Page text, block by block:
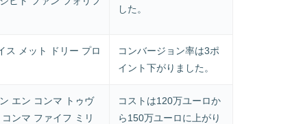
した。
ス メット ドリー プロ
コンバージョン率は3ポ
イント下がりました。
エン コンマ トゥヴ
ンマ ファイフ ミリ
コストは120万ユーロか
ら150万ユーロに上がり